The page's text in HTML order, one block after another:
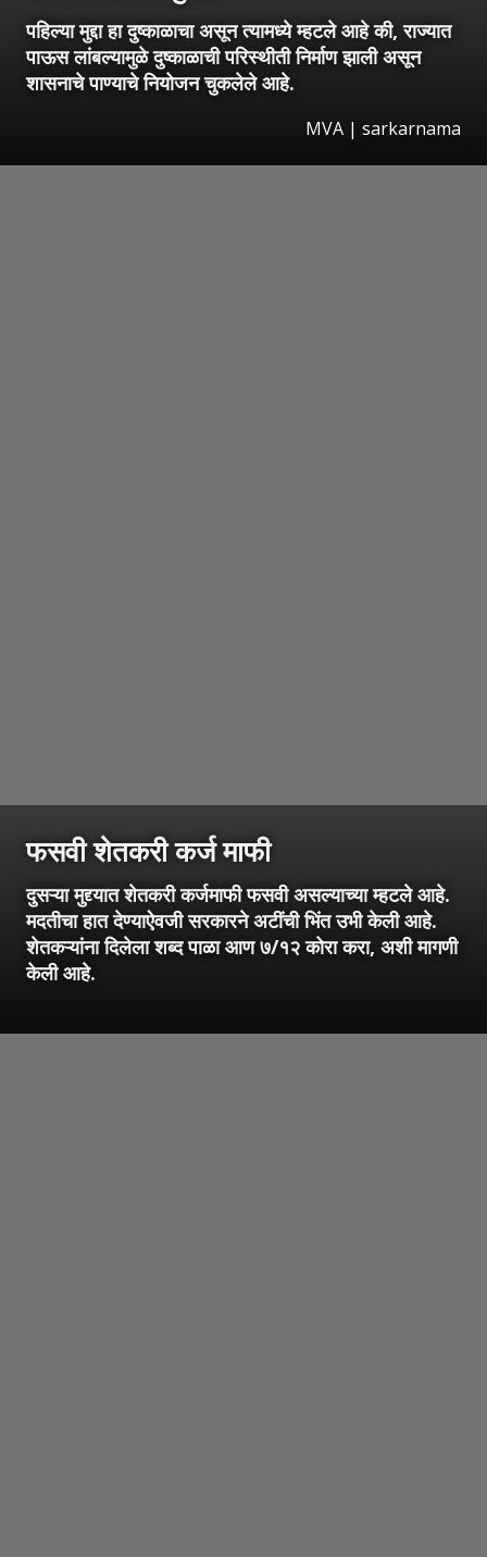
पहिल्या मुद्दा हा दुष्काळाचा असून त्यामध्ये म्हटले आहे की, राज्यात
पाऊस लांबल्यामुळे दुष्काळाची परिस्थीती निर्माण झाली असून
शासनाचे पाण्याचे नियोजन चुकलेले आहे.
MVA | sarkarnama
फसवी शेतकरी कर्ज माफी
दुसऱ्या मुद्द्यात शेतकरी कर्जमाफी फसवी असल्याच्या म्हटले आहे.
मदतीचा हात देण्याऐवजी सरकारने अटींची भिंत उभी केली आहे.
शेतकऱ्यांना दिलेला शब्द पाळा आण ७/१२ कोरा करा, अशी मागणी
केली आहे.